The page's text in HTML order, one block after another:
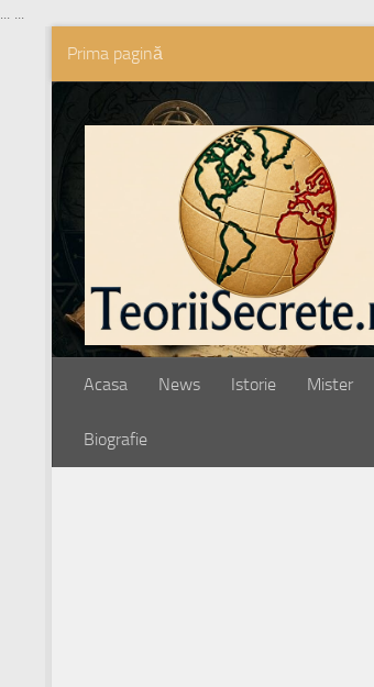
... ...
Skip to content
Prima pagină
Acasa News Istorie Mister
Biografie